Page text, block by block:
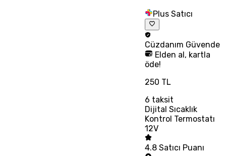
Plus Satıcı
Cüzdanım Güvende
Elden al, kartla
öde!
250 TL
6 taksit
Dijital Sıcaklık
Kontrol Termostatı
12V
4.8 Satıcı Puanı